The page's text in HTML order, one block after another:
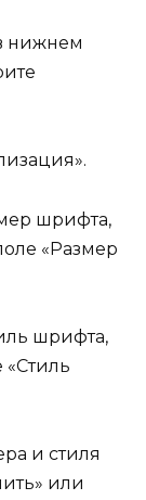
нижнем
шрифта,
«Размер
шрифта,
и стиля
или